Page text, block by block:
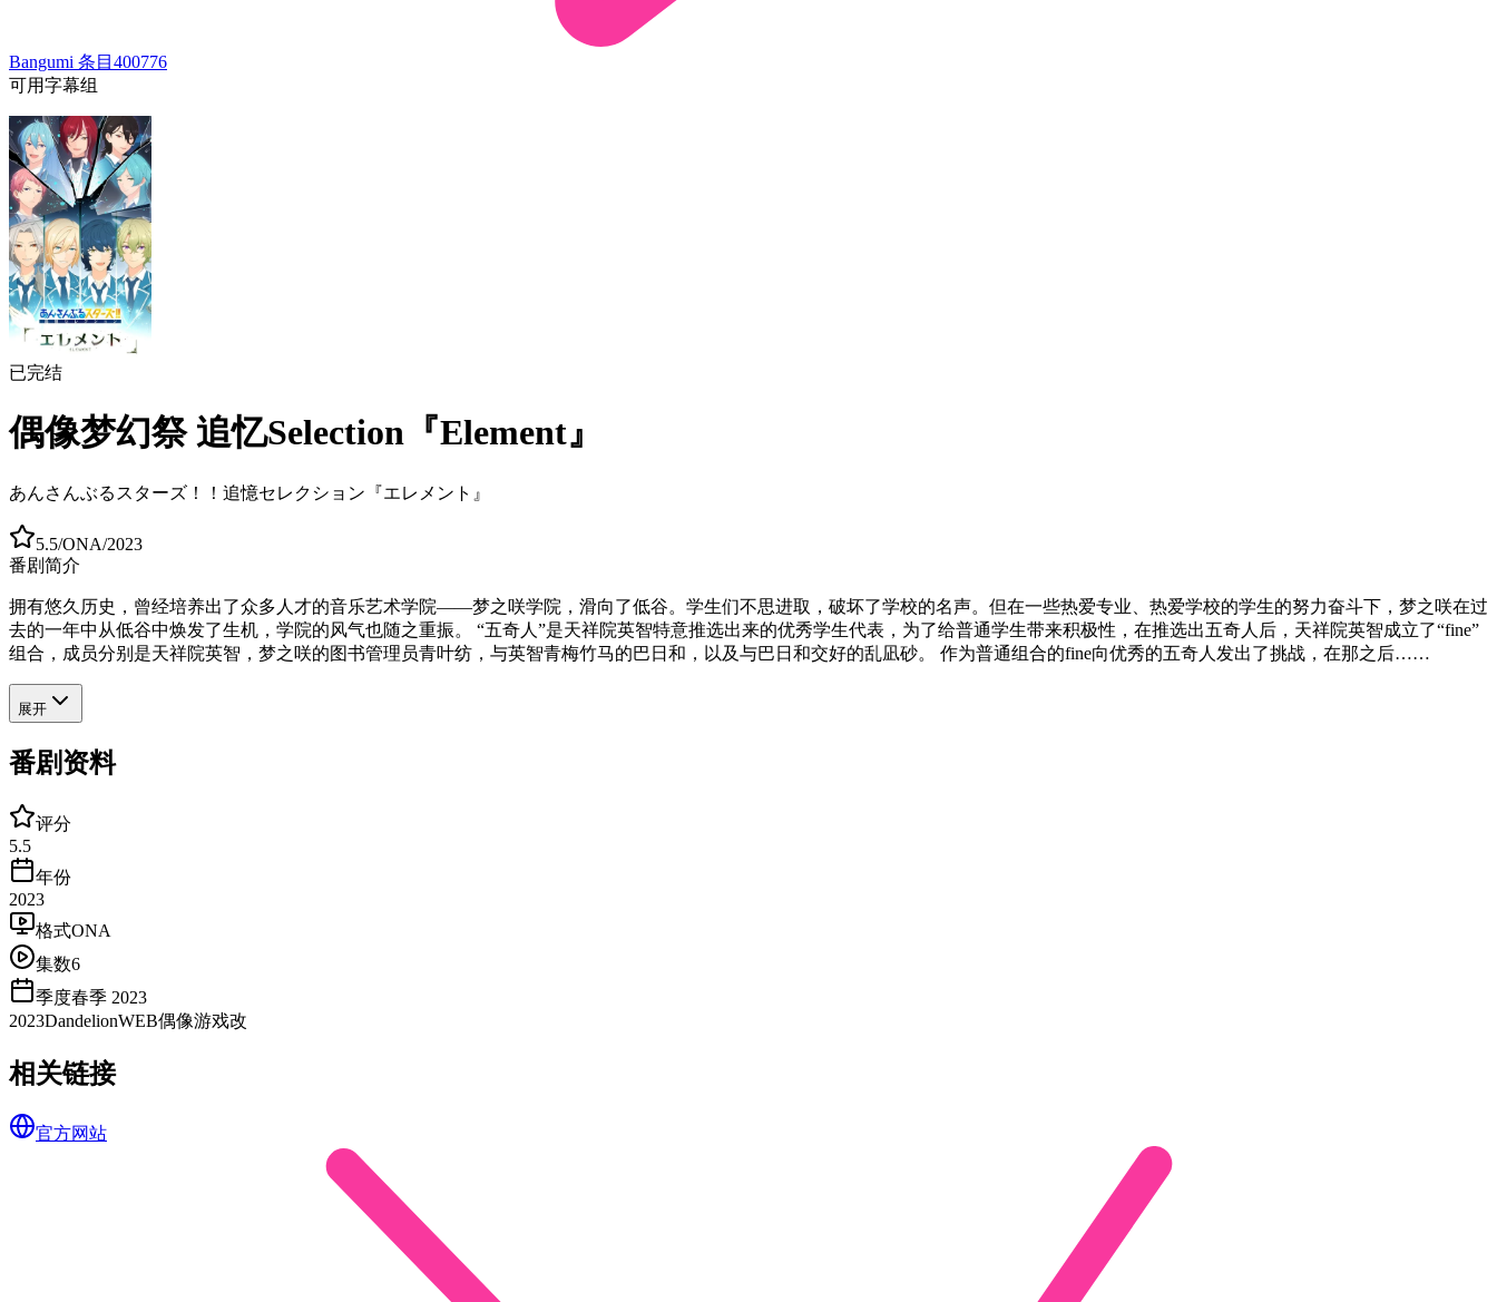
Bangumi 条目 400776
可用字幕组
已完结
偶像梦幻祭 追忆Selection『Element』
あんさんぶるスターズ！！追憶セレクション『エレメント』
5.5/ONA/2023
番剧简介
拥有悠久历史，曾经培养出了众多人才的音乐艺术学院——梦之咲学院，滑向了低谷。学生们不思进取，破坏了学校的名声。但在一些热爱专业、热爱学校的学生的努力奋斗下，梦之咲在过
去的一年中从低谷中焕发了生机，学院的风气也随之重振。 “五奇人”是天祥院英智特意推选出来的优秀学生代表，为了给普通学生带来积极性，在推选出五奇人后，天祥院英智成立了“fine”
组合，成员分别是天祥院英智，梦之咲的图书管理员青叶纺，与英智青梅竹马的巴日和，以及与巴日和交好的乱凪砂。 作为普通组合的fine向优秀的五奇人发出了挑战，在那之后……
展开
番剧资料
评分
5.5
年份
2023
格式ONA
集数6
季度春季 2023
2023DandelionWEB偶像游戏改
相关链接
官方网站